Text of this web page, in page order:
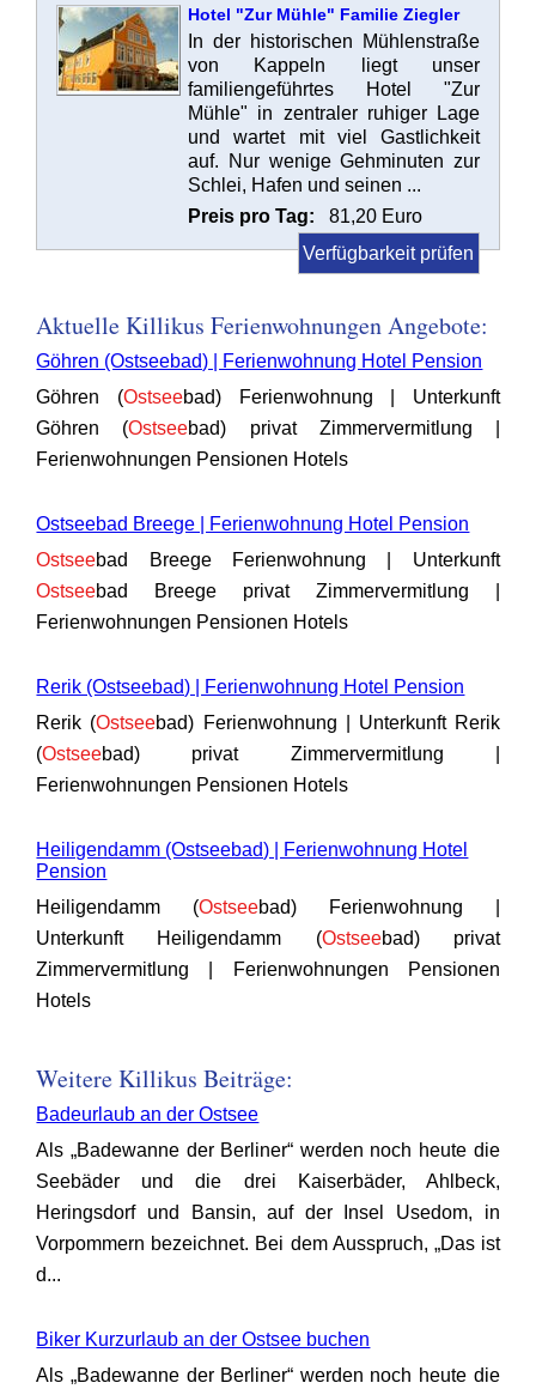
Hotel "Zur Mühle" Familie Ziegler
In der historischen Mühlenstraße
von Kappeln liegt unser
familiengeführtes Hotel "Zur
Mühle" in zentraler ruhiger Lage
und wartet mit viel Gastlichkeit
auf. Nur wenige Gehminuten zur
Schlei, Hafen und seinen ...
Preis pro Tag:
81,20 Euro
Verfügbarkeit prüfen
Aktuelle Killikus Ferienwohnungen Angebote:
Göhren (Ostseebad) | Ferienwohnung Hotel Pension
Göhren (Ostseebad) Ferienwohnung | Unterkunft
Göhren (Ostseebad) privat Zimmervermitlung |
Ferienwohnungen Pensionen Hotels
Ostseebad Breege | Ferienwohnung Hotel Pension
Ostseebad Breege Ferienwohnung | Unterkunft
Ostseebad Breege privat Zimmervermitlung |
Ferienwohnungen Pensionen Hotels
Rerik (Ostseebad) | Ferienwohnung Hotel Pension
Rerik (Ostseebad) Ferienwohnung | Unterkunft Rerik
(Ostseebad) privat Zimmervermitlung |
Ferienwohnungen Pensionen Hotels
Heiligendamm (Ostseebad) | Ferienwohnung Hotel
Pension
Heiligendamm (Ostseebad) Ferienwohnung |
Unterkunft Heiligendamm (Ostseebad) privat
Zimmervermitlung | Ferienwohnungen Pensionen
Hotels
Weitere Killikus Beiträge:
Badeurlaub an der Ostsee
Als „Badewanne der Berliner“ werden noch heute die
Seebäder und die drei Kaiserbäder, Ahlbeck,
Heringsdorf und Bansin, auf der Insel Usedom, in
Vorpommern bezeichnet. Bei dem Ausspruch, „Das ist
d...
Biker Kurzurlaub an der Ostsee buchen
Als „Badewanne der Berliner“ werden noch heute die